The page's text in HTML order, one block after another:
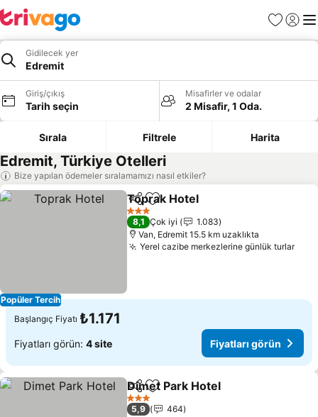
Favoriler
Giriş
Gidilecek yer
Edremit
Giriş/çıkış
Tarih seçin
Misafirler ve odalar
2 Misafir, 1 Oda.
Sırala Filtrele Harita
Edremit, Türkiye Otelleri
Bize yapılan ödemeler sıralamamızı nasıl etkiler?
Popüler Tercih
PaylaşFavorilerime ekle
Toprak Hotel
3 Yıldız
8,1 Çok iyi
1.083
Van, Edremit 15.5 km uzaklıkta
Yerel cazibe merkezlerine günlük turlar
Başlangıç Fiyatı ₺1.171
Fiyatları görün: 4 site Fiyatları görün
PaylaşFavorilerime ekle
Dimet Park Hotel
3 Yıldız
5,9
464